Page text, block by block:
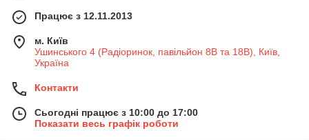
Працює з 12.11.2013
м. Київ
Ушинського 4 (Радіоринок, павільйон 8В та 18В), Київ,
Україна
Контакти
Сьогодні працює з 10:00 до 17:00
Показати весь графік роботи